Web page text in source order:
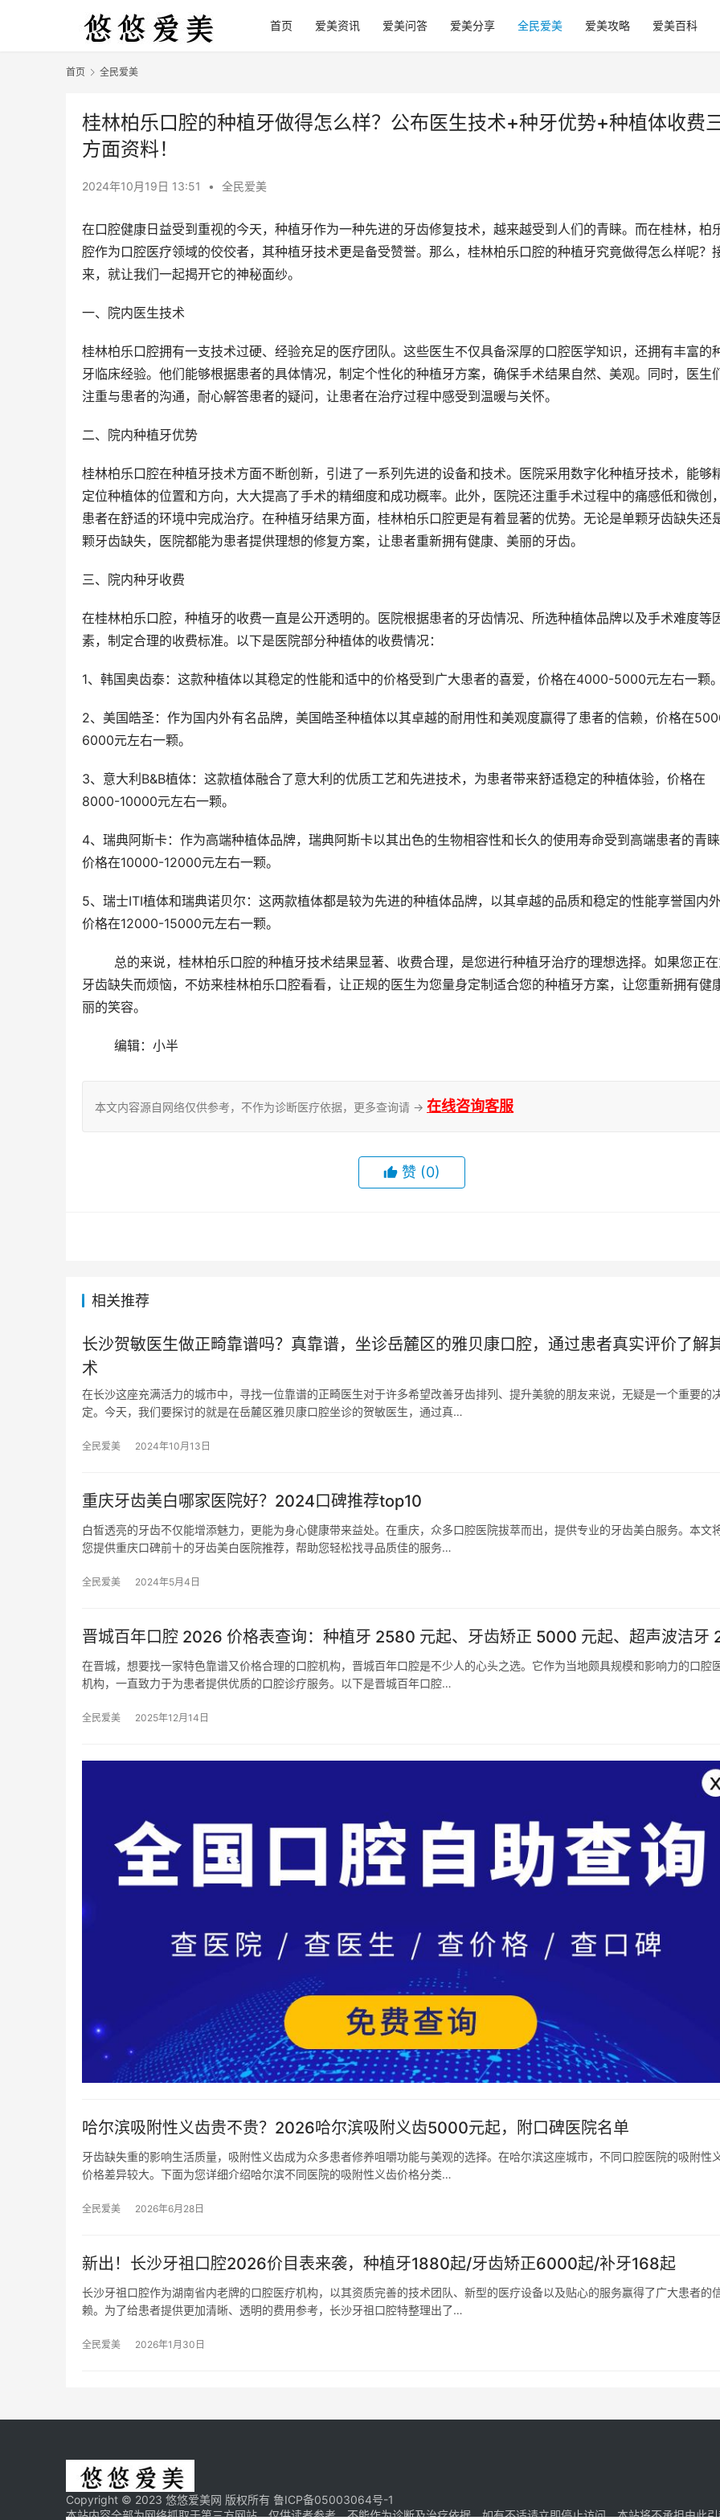
首页 爱美资讯 爱美问答 爱美分享 全民爱美 爱美攻略 爱美百科
首页 全民爱美
桂林柏乐口腔的种植牙做得怎么样？公布医生技术+种牙优势+种植体收费
方面资料！
2024年10月19日 13:51 • 全民爱美
在口腔健康日益受到重视的今天，种植牙作为一种先进的牙齿修复技术，越来越受到人们的青睐。而在桂林，柏
腔作为口腔医疗领域的佼佼者，其种植牙技术更是备受赞誉。那么，桂林柏乐口腔的种植牙究竟做得怎么样呢？
来，就让我们一起揭开它的神秘面纱。
一、院内医生技术
桂林柏乐口腔拥有一支技术过硬、经验充足的医疗团队。这些医生不仅具备深厚的口腔医学知识，还拥有丰富的
牙临床经验。他们能够根据患者的具体情况，制定个性化的种植牙方案，确保手术结果自然、美观。同时，医生
注重与患者的沟通，耐心解答患者的疑问，让患者在治疗过程中感受到温暖与关怀。
二、院内种植牙优势
桂林柏乐口腔在种植牙技术方面不断创新，引进了一系列先进的设备和技术。医院采用数字化种植牙技术，能够
定位种植体的位置和方向，大大提高了手术的精细度和成功概率。此外，医院还注重手术过程中的痛感低和微创
患者在舒适的环境中完成治疗。在种植牙结果方面，桂林柏乐口腔更是有着显著的优势。无论是单颗牙齿缺失还
颗牙齿缺失，医院都能为患者提供理想的修复方案，让患者重新拥有健康、美丽的牙齿。
三、院内种牙收费
在桂林柏乐口腔，种植牙的收费一直是公开透明的。医院根据患者的牙齿情况、所选种植体品牌以及手术难度等
素，制定合理的收费标准。以下是医院部分种植体的收费情况：
1、韩国奥齿泰：这款种植体以其稳定的性能和适中的价格受到广大患者的喜爱，价格在4000-5000元左右一颗
2、美国皓圣：作为国内外有名品牌，美国皓圣种植体以其卓越的耐用性和美观度赢得了患者的信赖，价格在
6000元左右一颗。
3、意大利B&B植体：这款植体融合了意大利的优质工艺和先进技术，为患者带来舒适稳定的种植体验，价格在
8000-10000元左右一颗。
4、瑞典阿斯卡：作为高端种植体品牌，瑞典阿斯卡以其出色的生物相容性和长久的使用寿命受到高端患者的青
价格在10000-12000元左右一颗。
5、瑞士ITI植体和瑞典诺贝尔：这两款植体都是较为先进的种植体品牌，以其卓越的品质和稳定的性能享誉国内
价格在12000-15000元左右一颗。
牙齿缺失而烦恼，不妨来桂林柏乐口腔看看，让正规的医生为您量身定制适合您的种植牙方案，让您重新拥有健
丽的笑容。
	编辑：小半
本文内容源自网络仅供参考，不作为诊断医疗依据，更多查询请 → 在线咨询客服
赞 (0)
相关推荐
长沙贺敏医生做正畸靠谱吗？真靠谱，坐诊岳麓区的雅贝康口腔，通过患者真实评价了解
术
在长沙这座充满活力的城市中，寻找一位靠谱的正畸医生对于许多希望改善牙齿排列、提升美貌的朋友来说，无疑是一个重要的
定。今天，我们要探讨的就是在岳麓区雅贝康口腔坐诊的贺敏医生，通过真…
全民爱美 2024年10月13日
重庆牙齿美白哪家医院好？2024口碑推荐top10
白皙透亮的牙齿不仅能增添魅力，更能为身心健康带来益处。在重庆，众多口腔医院拔萃而出，提供专业的牙齿美白服务。本文
您提供重庆口碑前十的牙齿美白医院推荐，帮助您轻松找寻品质佳的服务…
全民爱美 2024年5月4日
晋城百年口腔 2026 价格表查询：种植牙 2580 元起、牙齿矫正 5000 元起、超声波洁牙
在晋城，想要找一家特色靠谱又价格合理的口腔机构，晋城百年口腔是不少人的心头之选。它作为当地颇具规模和影响力的口腔
机构，一直致力于为患者提供优质的口腔诊疗服务。以下是晋城百年口腔…
全民爱美 2025年12月14日
哈尔滨吸附性义齿贵不贵？2026哈尔滨吸附义齿5000元起，附口碑医院名单
牙齿缺失重的影响生活质量，吸附性义齿成为众多患者修养咀嚼功能与美观的选择。在哈尔滨这座城市，不同口腔医院的吸附性
价格差异较大。下面为您详细介绍哈尔滨不同医院的吸附性义齿价格分类…
全民爱美 2026年6月28日
新出！长沙牙祖口腔2026价目表来袭，种植牙1880起/牙齿矫正6000起/补牙168起
长沙牙祖口腔作为湖南省内老牌的口腔医疗机构，以其资质完善的技术团队、新型的医疗设备以及贴心的服务赢得了广大患者的
赖。为了给患者提供更加清晰、透明的费用参考，长沙牙祖口腔特整理出了…
全民爱美 2026年1月30日
Copyright © 2023 悠悠爱美网 版权所有 鲁ICP备05003064号-1
本站内容全部为网络抓取于第三方网站，仅供读者参考，不能作为诊断及治疗依据，如有不适请立即停止访问，本站将不承担由此